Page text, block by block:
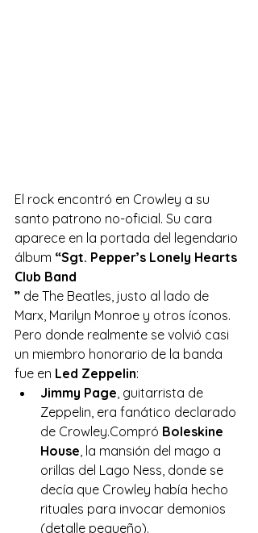
El rock encontró en Crowley a su
santo patrono no-oficial. Su cara
aparece en la portada del legendario
álbum “Sgt. Pepper’s Lonely Hearts
Club Band
” de The Beatles, justo al lado de
Marx, Marilyn Monroe y otros íconos.
Pero donde realmente se volvió casi
un miembro honorario de la banda
fue en Led Zeppelin:
Jimmy Page, guitarrista de
Zeppelin, era fanático declarado
de Crowley.Compró Boleskine
House, la mansión del mago a
orillas del Lago Ness, donde se
decía que Crowley había hecho
rituales para invocar demonios
(detalle pequeño).